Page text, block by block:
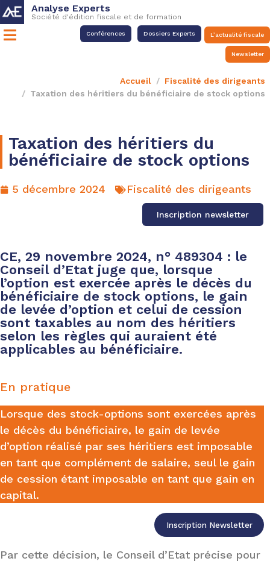
Analyse Experts
Société d'édition fiscale et de formation
Conférences Dossiers Experts L’actualité fiscale
Newsletter
Accueil
Fiscalité des dirigeants
Taxation des héritiers du bénéficiaire de stock options
Taxation des héritiers du
bénéficiaire de stock options
5 décembre 2024 Fiscalité des dirigeants
Inscription newsletter
CE, 29 novembre 2024, n° 489304 : le
Conseil d’Etat juge que, lorsque
l’option est exercée après le décès du
bénéficiaire de stock options, le gain
de levée d’option et celui de cession
sont taxables au nom des héritiers
selon les règles qui auraient été
applicables au bénéficiaire.
En pratique
Lorsque des stock-options sont exercées après
le décès du bénéficiaire, le gain de levée
d’option réalisé par ses héritiers est imposable
en tant que complément de salaire, seul le gain
de cession étant imposable en tant que gain en
capital.
Inscription Newsletter
Par cette décision, le Conseil d’Etat précise pour